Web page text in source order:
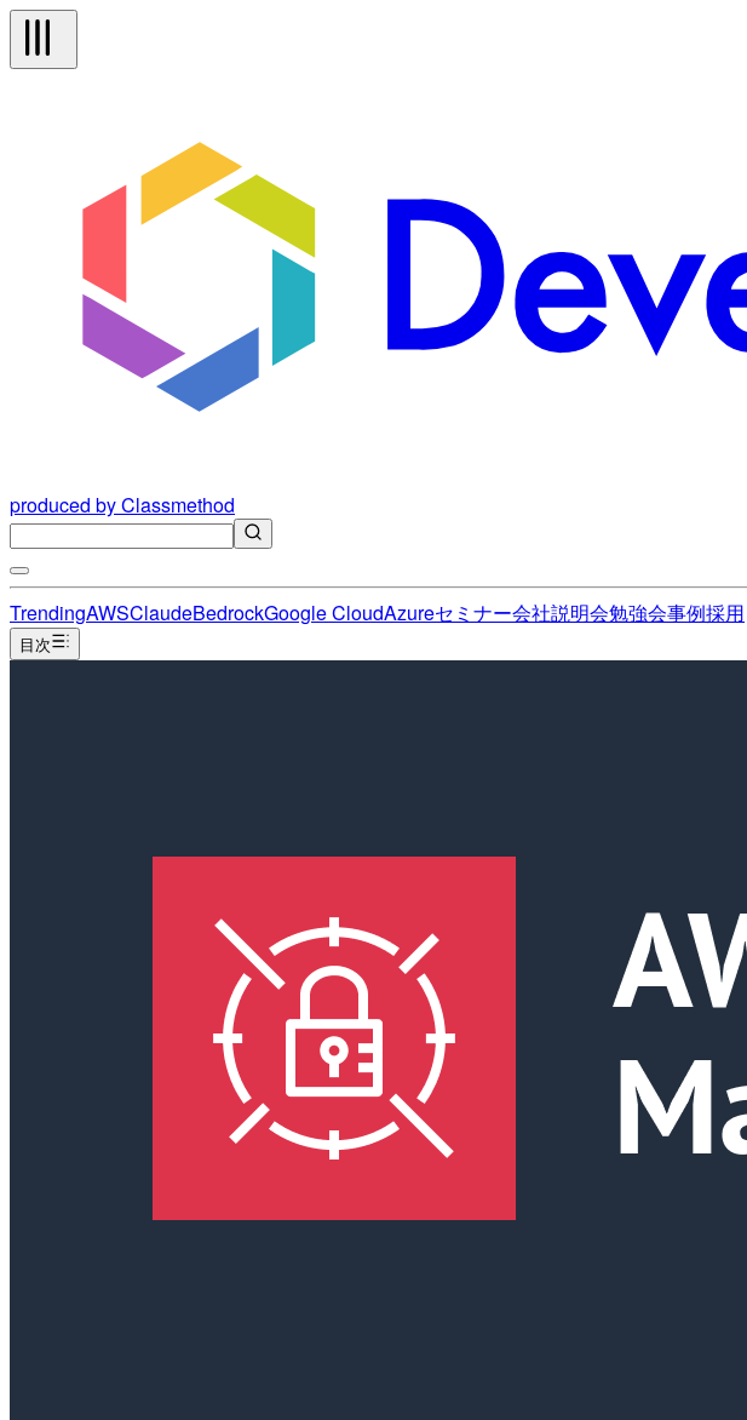
produced by Classmethod
TrendingAWSClaudeBedrockGoogle CloudAzureセミナー会社説明会勉強会事例採用
目次